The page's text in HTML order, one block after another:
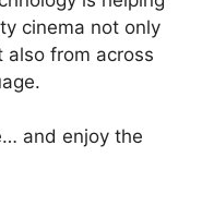
cinema not only
from across
and enjoy the